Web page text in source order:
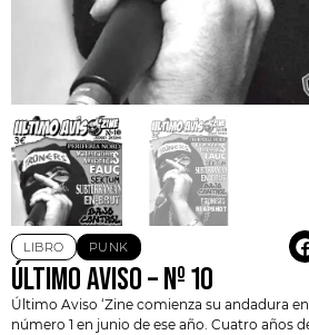
LIBRO PUNK
ÚLTIMO AVISO – Nº 10
Último Aviso ‘Zine comienza su andadura
número 1 en junio de ese año. Cuatro años